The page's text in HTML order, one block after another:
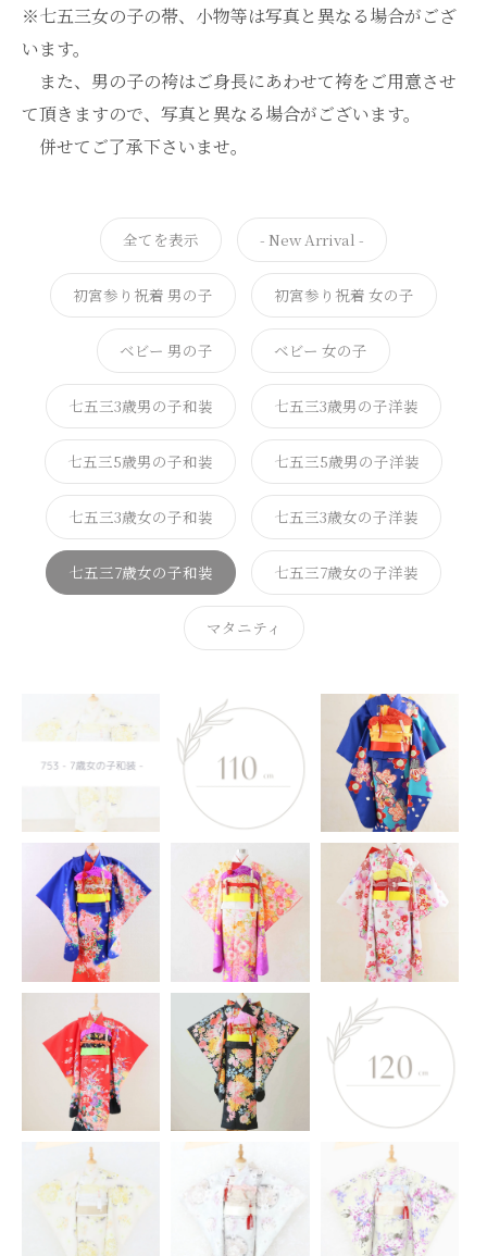
※七五三女の子の帯、小物等は写真と異なる場合がござ
います。
また、男の子の袴はご身長にあわせて袴をご用意させ
て頂きますので、写真と異なる場合がございます。
併せてご了承下さいませ。
全てを表示 - New Arrival -
初宮参り祝着 男の子 初宮参り祝着 女の子
ベビー 男の子 ベビー 女の子
七五三3歳男の子和装 七五三3歳男の子洋装
七五三5歳男の子和装 七五三5歳男の子洋装
七五三3歳女の子和装 七五三3歳女の子洋装
七五三7歳女の子和装 七五三7歳女の子洋装
マタニティ